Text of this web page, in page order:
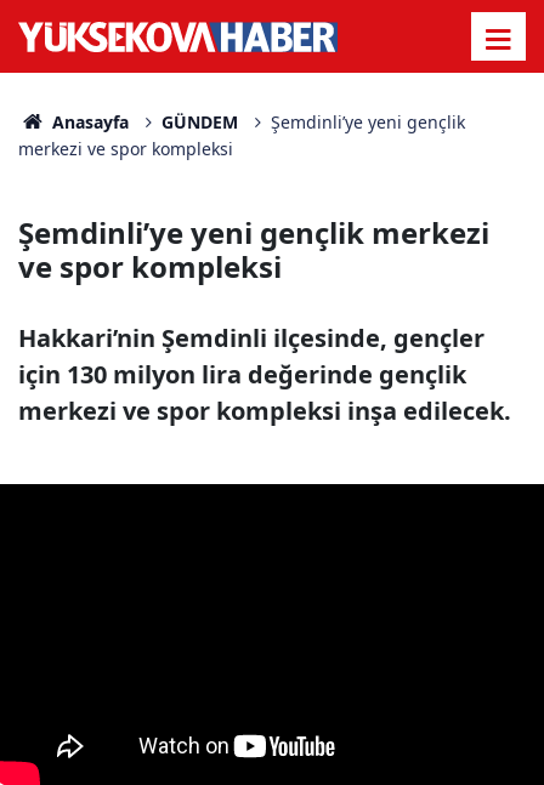
Anasayfa GÜNDEM
Şemdinli’ye yeni gençlik
merkezi ve spor kompleksi
Şemdinli’ye yeni gençlik merkezi
ve spor kompleksi
Hakkari’nin Şemdinli ilçesinde, gençler
için 130 milyon lira değerinde gençlik
merkezi ve spor kompleksi inşa edilecek.